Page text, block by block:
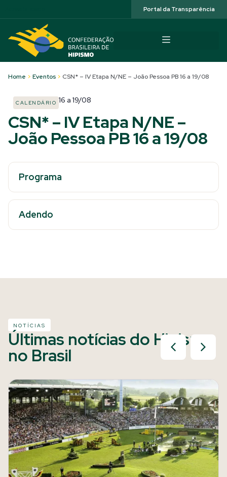
Portal da Transparência
Home > Eventos > CSN* – IV Etapa N/NE – João Pessoa PB 16 a 19/08
CALENDÁRIO 16 a 19/08
CSN* – IV Etapa N/NE –
João Pessoa PB 16 a 19/08
Programa
Adendo
NOTÍCIAS
Últimas notícias do Hipismo
no Brasil